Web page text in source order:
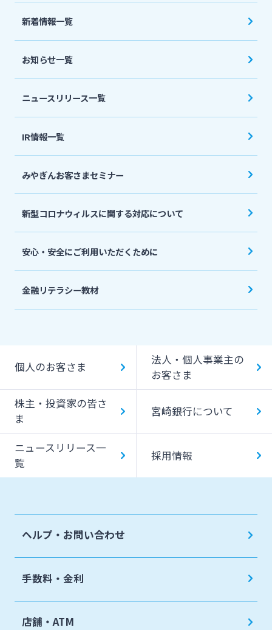
法人・個人事業主のお客さま
宮崎銀行について
ニュースリリース一覧
採用情報
お問い合わせ先一覧
新着情報一覧
お知らせ一覧
ニュースリリース一覧
IR情報一覧
みやぎんお客さまセミナー
新型コロナウィルスに関する対応について
安心・安全にご利用いただくために
金融リテラシー教材
個人のお客さま
法人・個人事業主の
お客さま
株主・投資家の皆さ
ま
宮崎銀行について
ニュースリリース一
覧
採用情報
ヘルプ・お問い合わせ
手数料・金利
店舗・ATM